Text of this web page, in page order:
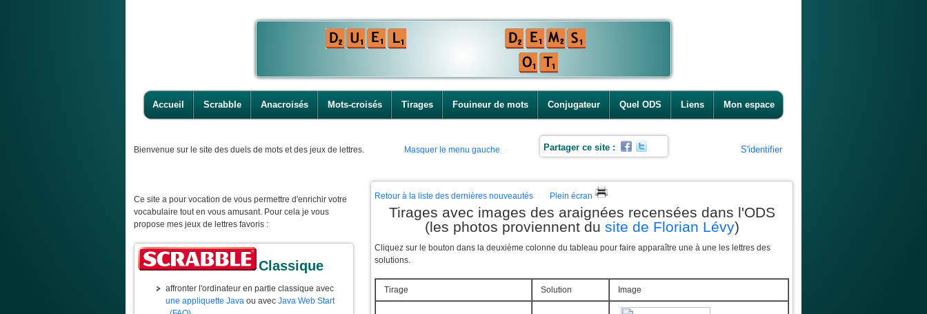
Accueil Scrabble Anacroisés Mots-croisés Tirages Fouineur de mots Conjugateur Quel ODS Liens Mon espace
Bienvenue sur le site des duels de mots et des jeux de lettres. Masquer le menu gauche Partager ce site : S'identifier
Ce site a pour vocation de vous permettre d'enrichir votre
vocabulaire tout en vous amusant. Pour cela je vous
propose mes jeux de lettres favoris :
Classique
affronter l'ordinateur en partie classique avec
une appliquette Java ou avec Java Web Start
Retour à la liste des dernières nouveautés Plein écran
Tirages avec images des araignées recensées dans l'ODS
(les photos proviennent du site de Florian Lévy)
Cliquez sur le bouton dans la deuxième colonne du tableau pour faire apparaître une à une les lettres des
solutions.
Tirage Solution Image